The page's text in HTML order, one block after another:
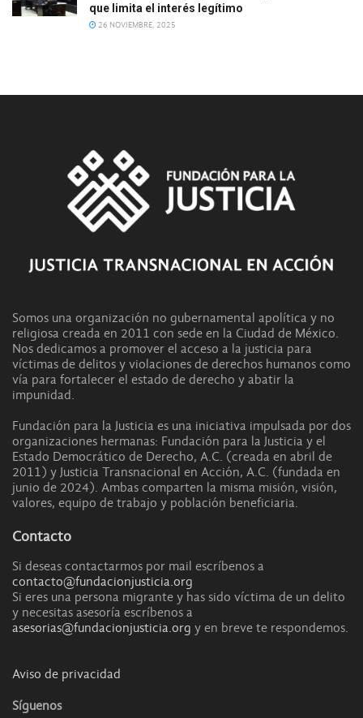
que limita el interés legítimo
26 NOVIEMBRE, 2025
Somos una organización no gubernamental apolítica y no
religiosa creada en 2011 con sede en la Ciudad de México.
Nos dedicamos a promover el acceso a la justicia para
víctimas de delitos y violaciones de derechos humanos como
vía para fortalecer el estado de derecho y abatir la
impunidad.
Fundación para la Justicia es una iniciativa impulsada por dos
organizaciones hermanas: Fundación para la Justicia y el
Estado Democrático de Derecho, A.C. (creada en abril de
2011) y Justicia Transnacional en Acción, A.C. (fundada en
junio de 2024). Ambas comparten la misma misión, visión,
valores, equipo de trabajo y población beneficiaria.
Contacto
Si deseas contactarmos por mail escríbenos a
contacto@fundacionjusticia.org
Si eres una persona migrante y has sido víctima de un delito
y necesitas asesoría escríbenos a
asesorias@fundacionjusticia.org y en breve te respondemos.
Aviso de privacidad
Síguenos